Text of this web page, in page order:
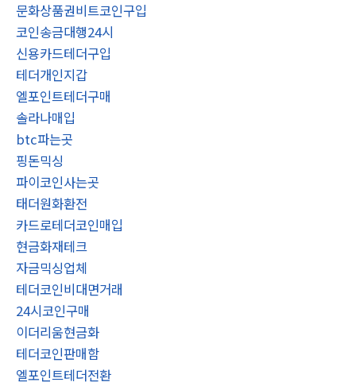
문화상품권비트코인구입
코인송금대행24시
신용카드테더구입
테더개인지갑
엘포인트테더구매
솔라나매입
btc파는곳
핑돈믹싱
파이코인사는곳
태더원화환전
카드로테더코인매입
현금화재테크
자금믹싱업체
테더코인비대면거래
24시코인구매
이더리움현금화
테더코인판매함
엘포인트테더전환